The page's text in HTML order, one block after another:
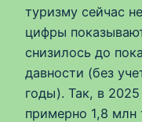
туризму сейчас
цифры
снизилось до
давности (без
годы). Так, в
примерно 1,8